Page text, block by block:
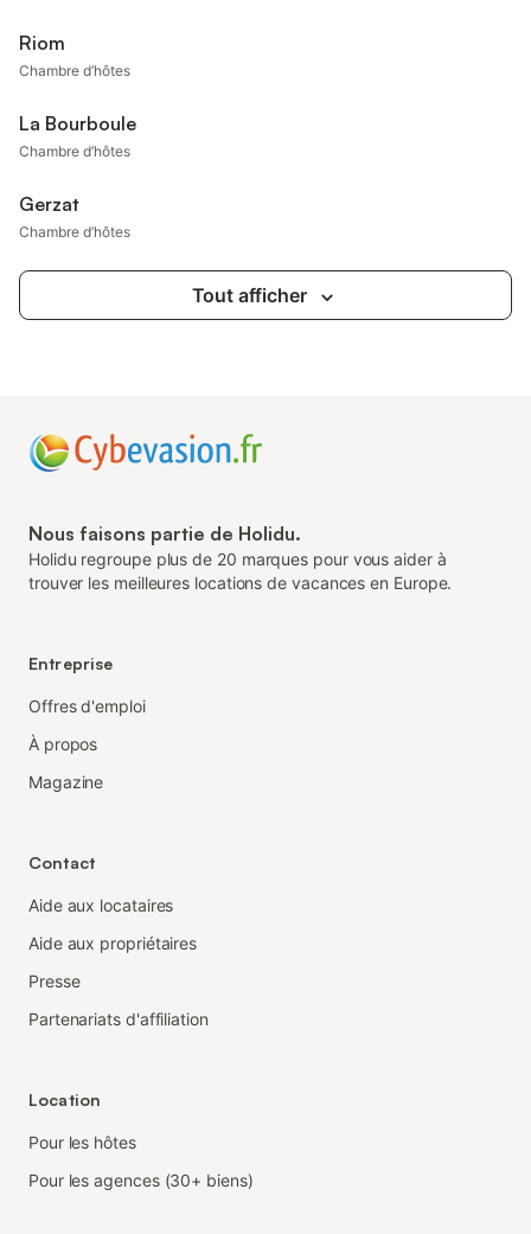
Riom
Chambre d’hôtes
La Bourboule
Chambre d’hôtes
Gerzat
Chambre d’hôtes
Tout afficher
Nous faisons partie de Holidu.
Holidu regroupe plus de 20 marques pour vous aider à
trouver les meilleures locations de vacances en Europe.
Entreprise
Offres d'emploi
À propos
Magazine
Contact
Aide aux locataires
Aide aux propriétaires
Presse
Partenariats d'affiliation
Location
Pour les hôtes
Pour les agences (30+ biens)